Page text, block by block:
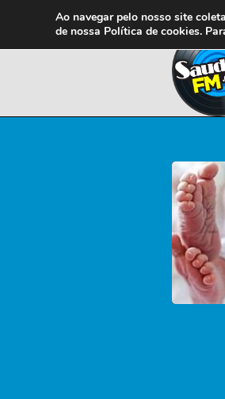
Ao navegar pelo nosso site
de nossa Política de cookies.